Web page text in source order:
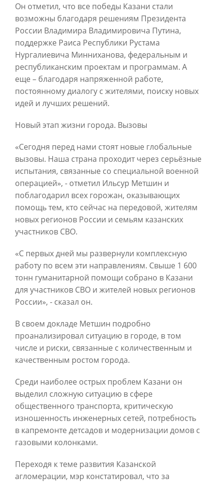
Он отметил, что все победы Казани стали
возможны благодаря решениям Президента
России Владимира Владимировича Путина,
поддержке Раиса Республики Рустама
Нургалиевича Минниханова, федеральным и
республиканским проектам и программам. А
еще – благодаря напряженной работе,
постоянному диалогу с жителями, поиску новых
идей и лучших решений.
Новый этап жизни города. Вызовы
«Сегодня перед нами стоят новые глобальные
вызовы. Наша страна проходит через серьёзные
испытания, связанные со специальной военной
операцией», - отметил Ильсур Метшин и
поблагодарил всех горожан, оказывающих
помощь тем, кто сейчас на передовой, жителям
новых регионов России и семьям казанских
участников СВО.
«С первых дней мы развернули комплексную
работу по всем эти направлениям. Свыше 1 600
тонн гуманитарной помощи собрано в Казани
для участников СВО и жителей новых регионов
России», - сказал он.
В своем докладе Метшин подробно
проанализировал ситуацию в городе, в том
числе и риски, связанные с количественным и
качественным ростом города.
Среди наиболее острых проблем Казани он
выделил сложную ситуацию в сфере
общественного транспорта, критическую
изношенность инженерных сетей, потребность
в капремонте детсадов и модернизации домов с
газовыми колонками.
Переходя к теме развития Казанской
агломерации, мэр констатировал, что за